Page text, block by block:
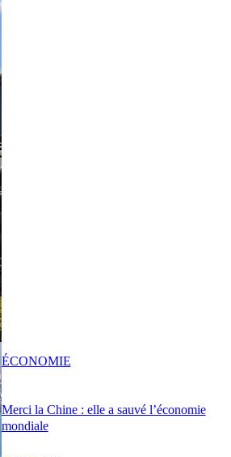
Merci la Chine : elle a sauvé l’économie
mondiale
ÉCONOMIE